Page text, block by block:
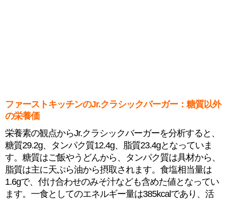
ファーストキッチンのJr.クラシックバーガー：糖質以外
の栄養価
栄養素の観点からJr.クラシックバーガーを分析すると、
糖質29.2g、タンパク質12.4g、脂質23.4gとなっていま
す。糖質はご飯やうどんから、タンパク質は具材から、
脂質は主に天ぷら油から摂取されます。食塩相当量は
1.6gで、付け合わせのみそ汁なども含めた値となってい
ます。一食としてのエネルギー量は385kcalであり、活